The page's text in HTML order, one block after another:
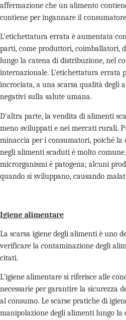
affermazione che un alimento
contiene per ingannare il
L'etichettatura errata è aumentata
parti, come produttori, coimballatori,
lungo la catena di distribuzione, nel
internazionale. L'etichettatura errata
incrociata, a una scarsa qualità degli
negativi sulla salute umana.
D'altra parte, la vendita di alimenti
meno sviluppati e nei mercati rurali.
minaccia per i consumatori, poiché
negli alimenti scaduti è molto
microrganismi è patogena; alcuni
quando si sviluppano, causando
Igiene alimentare
La scarsa igiene degli alimenti è uno
verificare la contaminazione degli
citati.
L'igiene alimentare si riferisce alle
necessarie per garantire la sicurezza
al consumo. Le scarse pratiche di
manipolazione degli alimenti lungo la